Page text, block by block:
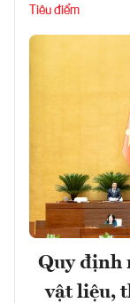
Tiêu điểm
Quy định
vật liệu,